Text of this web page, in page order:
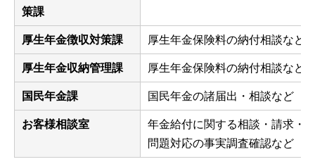
策課
厚生年金徴収対策課 厚生年金保険料の納付相談など
厚生年金収納管理課 厚生年金保険料の納付相談など
国民年金課 国民年金の諸届出・相談など
お客様相談室
年金給付に関する相談・請求・
問題対応の事実調査確認など